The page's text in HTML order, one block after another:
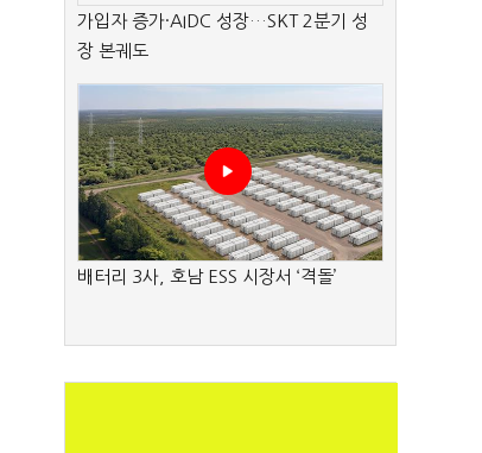
가입자 증가·AIDC 성장…SKT 2분기 성
장 본궤도
배터리 3사, 호남 ESS 시장서 ‘격돌’